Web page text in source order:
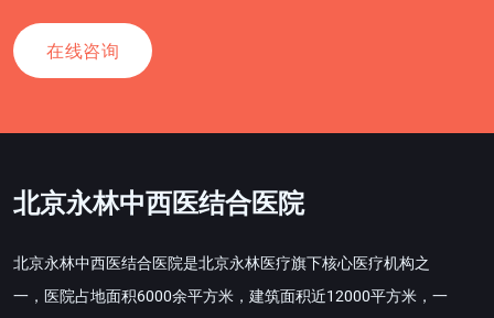
在线咨询
北京永林中西医结合医院
北京永林中西医结合医院是北京永林医疗旗下核心医疗机构之
一，医院占地面积6000余平方米，建筑面积近12000平方米，一